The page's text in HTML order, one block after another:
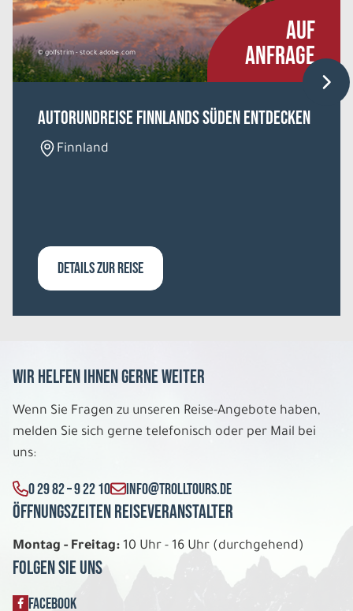
Belegung: 2
1.598 €
REISE VERBINDLICH ANFRAGEN
8 Tage
Belegung: 1
REISE VERBINDLICH ANFRAGEN
8 Tage
Mo. 10.08. - Mo. 17.08.2026
Belegung: 2
P.P. AB
REISE VERBINDLICH ANFRAGEN
© golfstrim - stock.adobe.com
AUF
ANFRAGE
Autorundreise Finnlands Süden entdecken
Finnland
DETAILS ZUR REISE
Wir helfen Ihnen gerne weiter
Wenn Sie Fragen zu unseren Reise-Angebote haben,
melden Sie sich gerne telefonisch oder per Mail bei
uns:
0 29 82 – 9 22 10 INFO@TROLLTOURS.DE
Öffnungszeiten Reiseveranstalter
Montag - Freitag: 10 Uhr - 16 Uhr (durchgehend)
Folgen Sie uns
FACEBOOK